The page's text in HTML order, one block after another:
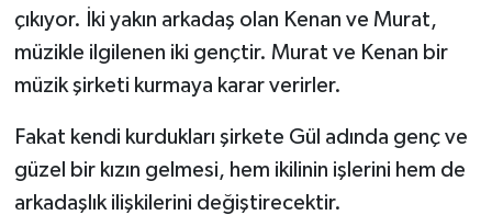
çıkıyor. İki yakın arkadaş olan Kenan ve Murat,
müzikle ilgilenen iki gençtir. Murat ve Kenan bir
müzik şirketi kurmaya karar verirler.
Fakat kendi kurdukları şirkete Gül adında genç ve
güzel bir kızın gelmesi, hem ikilinin işlerini hem de
arkadaşlık ilişkilerini değiştirecektir.